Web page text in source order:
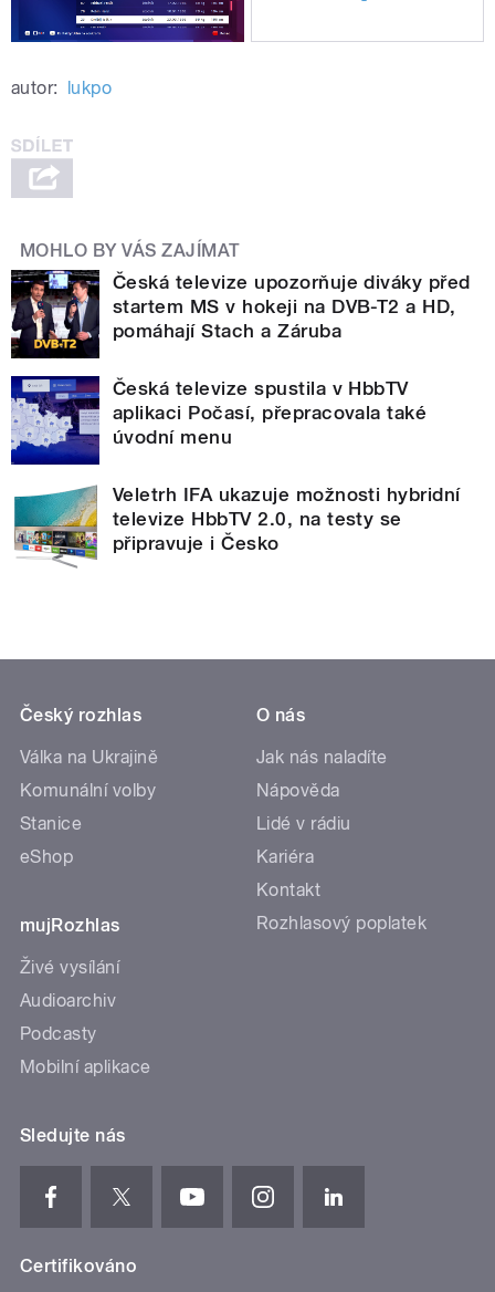
autor: lukpo
MOHLO BY VÁS ZAJÍMAT
Česká televize upozorňuje diváky před
startem MS v hokeji na DVB-T2 a HD,
pomáhají Stach a Záruba
Česká televize spustila v HbbTV
aplikaci Počasí, přepracovala také
úvodní menu
Veletrh IFA ukazuje možnosti hybridní
televize HbbTV 2.0, na testy se
připravuje i Česko
Český rozhlas
Válka na Ukrajině
Komunální volby
Stanice
eShop
mujRozhlas
Živé vysílání
Audioarchiv
Podcasty
Mobilní aplikace
O nás
Jak nás naladíte
Nápověda
Lidé v rádiu
Kariéra
Kontakt
Rozhlasový poplatek
Sledujte nás
Certifikováno